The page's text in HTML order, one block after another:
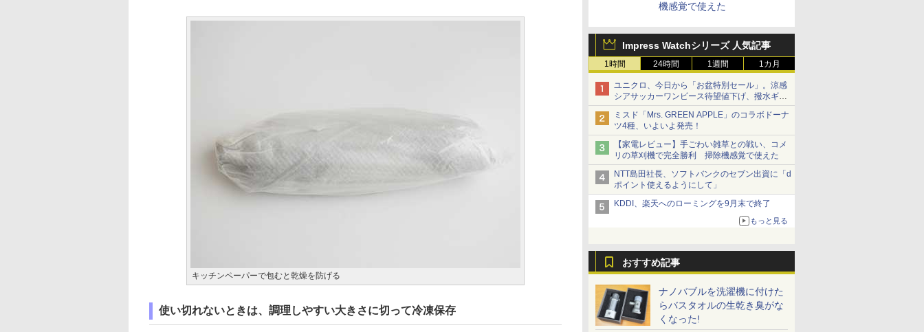
機感覚で使えた
Impress Watchシリーズ 人気記事
1時間 24時間 1週間 1カ月
ユニクロ、今日から「お盆特別セール」。涼感
シアサッカーワンピース待望値下げ、撥水ギア
ショーツは1990円に
ミスド「Mrs. GREEN APPLE」のコラボドーナ
ツ4種、いよいよ発売！
【家電レビュー】手ごわい雑草との戦い、コメ
リの草刈機で完全勝利 掃除機感覚で使えた
NTT島田社長、ソフトバンクのセブン出資に「d
ポイント使えるようにして」
KDDI、楽天へのローミングを9月末で終了
もっと見る
おすすめ記事
ナノバブルを洗濯機に付けた
らバスタオルの生乾き臭がな
くなった!
キッチンペーパーで包むと乾燥を防げる
使い切れないときは、調理しやすい大きさに切って冷凍保存